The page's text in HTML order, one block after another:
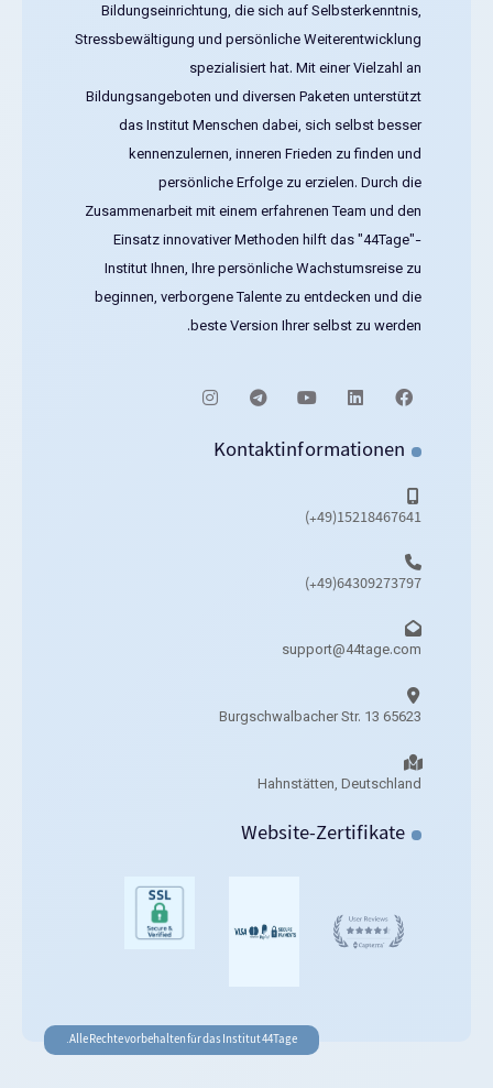
Bildungseinrichtung, die sich auf Selbsterkenntnis,
Stressbewältigung und persönliche Weiterentwicklung
spezialisiert hat. Mit einer Vielzahl an
Bildungsangeboten und diversen Paketen unterstützt
das Institut Menschen dabei, sich selbst besser
kennenzulernen, inneren Frieden zu finden und
persönliche Erfolge zu erzielen. Durch die
Zusammenarbeit mit einem erfahrenen Team und den
Einsatz innovativer Methoden hilft das "44Tage"-
Institut Ihnen, Ihre persönliche Wachstumsreise zu
beginnen, verborgene Talente zu entdecken und die
beste Version Ihrer selbst zu werden.
Kontaktinformationen
15218467641(49+)
64309273797(49+)
support@44tage.com​
Burgschwalbacher Str. 13 65623
Hahnstätten, Deutschland
Website-Zertifikate
Alle Rechte vorbehalten für das Institut 44Tage.